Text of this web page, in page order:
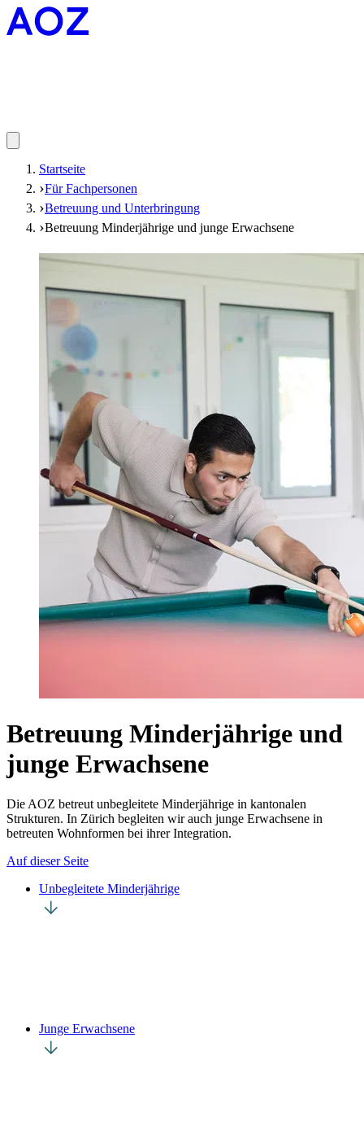
Startseite
Für Fachpersonen
Betreuung und Unterbringung
Betreuung Minderjährige und junge Erwachsene
Betreuung Minderjährige und
junge Erwachsene
Die AOZ betreut unbegleitete Minderjährige in kantonalen
Strukturen. In Zürich begleiten wir auch junge Erwachsene in
betreuten Wohnformen bei ihrer Integration.
Auf dieser Seite
Unbegleitete Minderjährige
Junge Erwachsene